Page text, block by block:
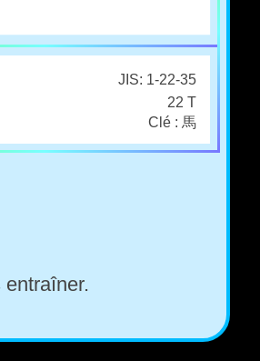
JIS: 1-22-35
22 T
Clé : 馬